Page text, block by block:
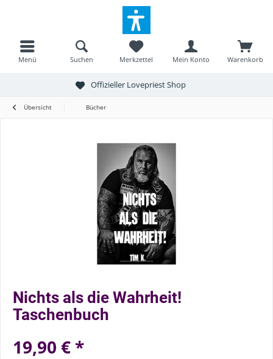
Menü Warenkorb
Merkzettel Mein Konto
Suchen
Offizieller Lovepriest Shop
Übersicht Bücher
Nichts als die Wahrheit!
Taschenbuch
19,90 € *